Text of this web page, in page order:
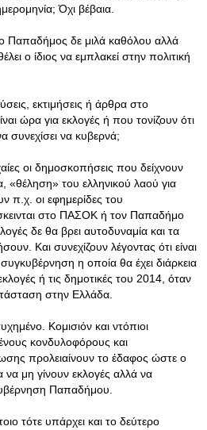
Όχι βέβαια.
ο Παπαδήμος δε μιλά καθόλου αλλά
ο ίδιος να εμπλακεί στην πολιτική
εκτιμήσεις ή άρθρα στο
ώρα για εκλογές ή που τονίζουν ότι
να κυβερνά;
οι δημοσκοπήσεις που δείχνουν
«θέληση» του ελληνικού λαού για
π.χ. οι εφημερίδες του
στο ΠΑΣΟΚ ή τον Παπαδήμο
δε θα βρει αυτοδυναμία και τα
Και συνεχίζουν λέγοντας ότι είναι
η οποία θα έχει διάρκεια
ή τις δημοτικές του 2014, όταν
στην Ελλάδα.
Κομισιόν και ντόπιοι
κονδυλοφόρους και
προλειαίνουν το έδαφος ώστε ο
να μη γίνουν εκλογές αλλά να
Παπαδήμου.
τότε υπάρχει και το δεύτερο